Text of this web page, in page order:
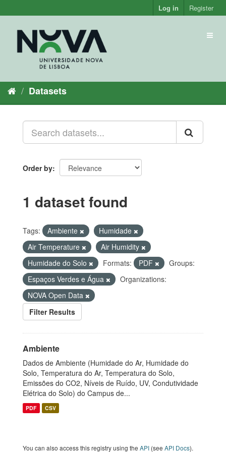
to
Log in Register
Datasets
Order by
1 dataset found
Tags: Ambiente
Humidade
Air Temperature
Air Humidity
Humidade do Solo
Formats: PDF
Groups:
Espaços Verdes e Água
Organizations:
NOVA Open Data
Filter Results
Ambiente
Dados de Ambiente (Humidade do Ar, Humidade do
Solo, Temperatura do Ar, Temperatura do Solo,
Emissões do CO2, Níveis de Ruído, UV, Condutividade
Elétrica do Solo) do Campus de...
PDF CSV
You can also access this registry using the API (see API Docs).